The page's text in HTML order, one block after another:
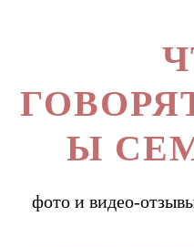
Ы
фото и видео-